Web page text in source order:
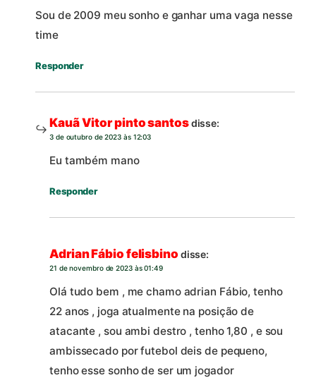
Sou de 2009 meu sonho e ganhar uma vaga nesse
time
Responder
Kauã Vitor pinto santosdisse:
3 de outubro de 2023 às 12:03
Eu também mano
Responder
Adrian Fábio felisbino disse:
21 de novembro de 2023 às 01:49
Olá tudo bem , me chamo adrian Fábio, tenho
22 anos , joga atualmente na posição de
atacante , sou ambi destro , tenho 1,80 , e sou
ambissecado por futebol deis de pequeno,
tenho esse sonho de ser um jogador